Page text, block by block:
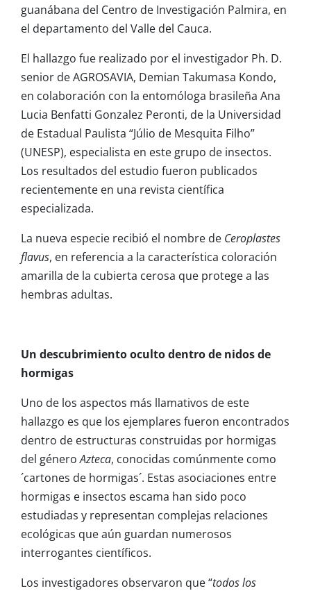
guanábana del Centro de Investigación Palmira, en
el departamento del Valle del Cauca.
El hallazgo fue realizado por el investigador Ph. D.
senior de AGROSAVIA, Demian Takumasa Kondo,
en colaboración con la entomóloga brasileña Ana
Lucia Benfatti Gonzalez Peronti, de la Universidad
de Estadual Paulista “Júlio de Mesquita Filho”
(UNESP), especialista en este grupo de insectos.
Los resultados del estudio fueron publicados
recientemente en una revista científica
especializada.
La nueva especie recibió el nombre de Ceroplastes
flavus, en referencia a la característica coloración
amarilla de la cubierta cerosa que protege a las
hembras adultas.
Un descubrimiento oculto dentro de nidos de
hormigas
Uno de los aspectos más llamativos de este
hallazgo es que los ejemplares fueron encontrados
dentro de estructuras construidas por hormigas
del géneroAzteca, conocidas comúnmente como
´cartones de hormigas´. Estas asociaciones entre
hormigas e insectos escama han sido poco
estudiadas y representan complejas relaciones
ecológicas que aún guardan numerosos
interrogantes científicos.
Los investigadores observaron que “todos los